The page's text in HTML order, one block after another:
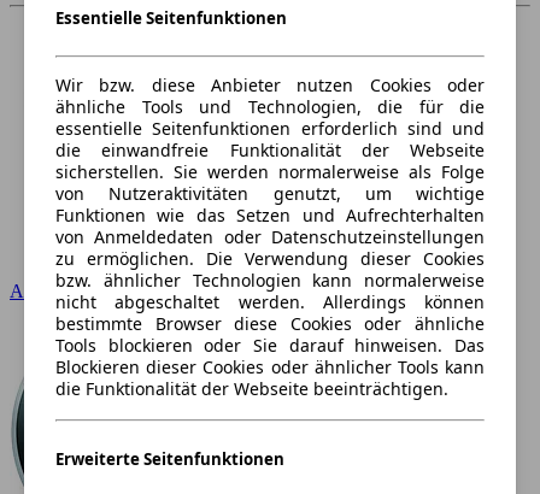
Audi
Essentielle Seitenfunktionen
Wir bzw. diese Anbieter nutzen Cookies oder
ähnliche Tools und Technologien, die für die
essentielle Seitenfunktionen erforderlich sind und
die einwandfreie Funktionalität der Webseite
sicherstellen. Sie werden normalerweise als Folge
von Nutzeraktivitäten genutzt, um wichtige
Funktionen wie das Setzen und Aufrechterhalten
von Anmeldedaten oder Datenschutzeinstellungen
zu ermöglichen. Die Verwendung dieser Cookies
bzw. ähnlicher Technologien kann normalerweise
nicht abgeschaltet werden. Allerdings können
bestimmte Browser diese Cookies oder ähnliche
Tools blockieren oder Sie darauf hinweisen. Das
Blockieren dieser Cookies oder ähnlicher Tools kann
die Funktionalität der Webseite beeinträchtigen.
Erweiterte Seitenfunktionen